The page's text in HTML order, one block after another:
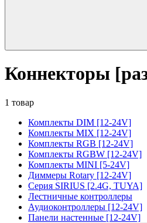
Коннекторы
1 товар
Комплекты DIM [12-24V]
Комплекты MIX [12-24V]
Комплекты RGB [12-24V]
Комплекты RGBW [12-24V]
Комплекты MINI [5-24V]
Диммеры Rotary [12-24V]
Серия SIRIUS [2.4G, TUYA]
Лестничные контроллеры
Аудиоконтроллеры [12-24V]
Панели настенные [12-24V]